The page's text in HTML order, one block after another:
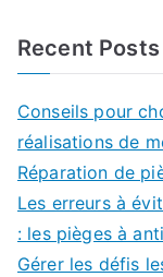
Recent Posts
Conseils pour
réalisations de
Réparation de
Les erreurs à
: les pièges à
Gérer les défis